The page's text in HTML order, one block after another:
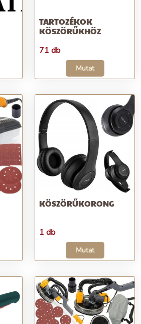
TARTOZÉKOK
KÖSZÖRŰKHÖZ
71 db
Mutat
KÖSZÖRŰKORONG
1 db
Mutat